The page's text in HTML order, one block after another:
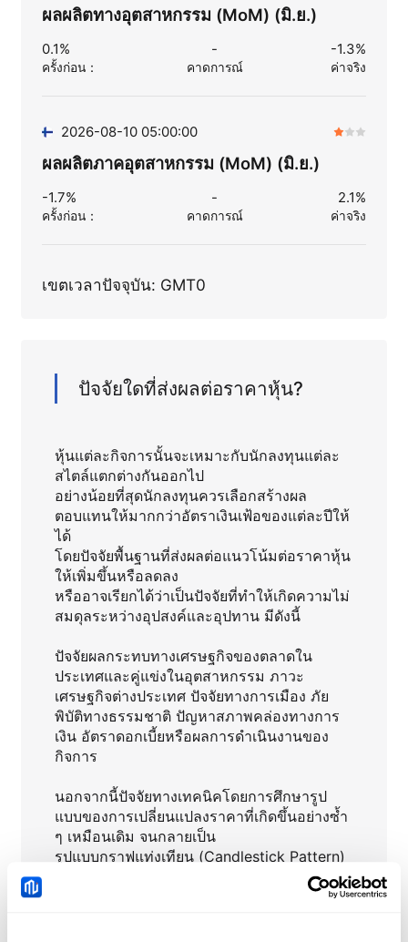
ผลผลิตทางอุตสาหกรรม (MoM) (มิ.ย.)
0.1%
ครั้งก่อน：
-
คาดการณ์
-1.3%
ค่าจริง
2026-08-10 05:00:00
ผลผลิตภาคอุตสาหกรรม (MoM) (มิ.ย.)
-1.7%
ครั้งก่อน：
-
คาดการณ์
2.1%
ค่าจริง
เขตเวลาปัจจุบัน: GMT0
ปัจจัยใดที่ส่งผลต่อราคาหุ้น?
หุ้นแต่ละกิจการนั้นจะเหมาะกับนักลงทุนแต่ละ
สไตล์แตกต่างกันออกไป
อย่างน้อยที่สุดนักลงทุนควรเลือกสร้างผล
ตอบแทนให้มากกว่าอัตราเงินเฟ้อของแต่ละปีให้
ได้
โดยปัจจัยพื้นฐานที่ส่งผลต่อแนวโน้มต่อราคาหุ้น
ให้เพิ่มขึ้นหรือลดลง
หรืออาจเรียกได้ว่าเป็นปัจจัยที่ทำให้เกิดความไม่
สมดุลระหว่างอุปสงค์และอุปทาน มีดังนี้
ปัจจัยผลกระทบทางเศรษฐกิจของตลาดใน
ประเทศและคู่แข่งในอุตสาหกรรม ภาวะ
เศรษฐกิจต่างประเทศ ปัจจัยทางการเมือง ภัย
พิบัติทางธรรมชาติ ปัญหาสภาพคล่องทางการ
เงิน อัตราดอกเบี้ยหรือผลการดำเนินงานของ
กิจการ
นอกจากนี้ปัจจัยทางเทคนิคโดยการศึกษารูป
แบบของการเปลี่ยนแปลงราคาที่เกิดขึ้นอย่างซ้ำ
ๆ เหมือนเดิม จนกลายเป็น
รูปแบบกราฟแท่งเทียน (Candlestick Pattern)
หรือการใช้อินดิเคเตอร์หรือการอ้างอิงค่าเฉลี่ย